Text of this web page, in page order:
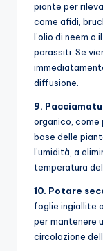
piante per
come afidi,
l’olio di neem
parassiti. Se
diffusione.
9.
organico,
base delle
l’umidità, a
temperatura
10. Potare
foglie ingiallite
per mantenere
circolazione